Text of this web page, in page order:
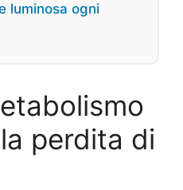
luminosa ogni
perdita di